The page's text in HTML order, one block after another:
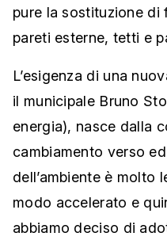
pure la sostituzione di
pareti esterne, tetti e
L’esigenza di una
il municipale Bruno
energia), nasce dalla
cambiamento verso
dell’ambiente è molto
modo accelerato e
abbiamo deciso di